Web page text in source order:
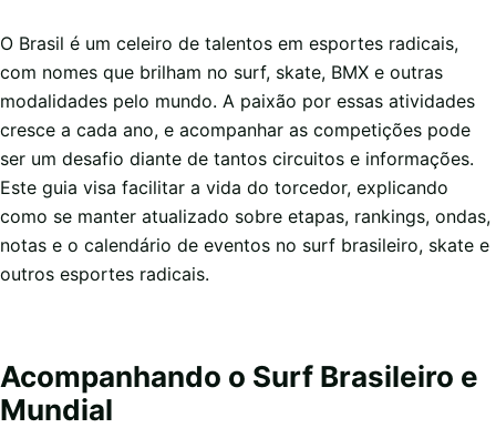
O Brasil é um celeiro de talentos em esportes radicais,
com nomes que brilham no surf, skate, BMX e outras
modalidades pelo mundo. A paixão por essas atividades
cresce a cada ano, e acompanhar as competições pode
ser um desafio diante de tantos circuitos e informações.
Este guia visa facilitar a vida do torcedor, explicando
como se manter atualizado sobre etapas, rankings, ondas,
notas e o calendário de eventos no surf brasileiro, skate e
outros esportes radicais.
Acompanhando o Surf Brasileiro e
Mundial